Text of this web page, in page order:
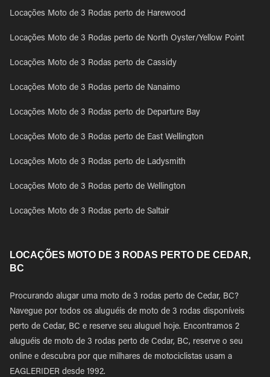
Locações Moto de 3 Rodas perto de Harewood
Locações Moto de 3 Rodas perto de North Oyster/Yellow Point
Locações Moto de 3 Rodas perto de Cassidy
Locações Moto de 3 Rodas perto de Nanaimo
Locações Moto de 3 Rodas perto de Departure Bay
Locações Moto de 3 Rodas perto de East Wellington
Locações Moto de 3 Rodas perto de Ladysmith
Locações Moto de 3 Rodas perto de Wellington
Locações Moto de 3 Rodas perto de Saltair
LOCAÇÕES MOTO DE 3 RODAS PERTO DE CEDAR,
BC
Procurando alugar uma moto de 3 rodas perto de Cedar, BC?
Navegue por todos os aluguéis de moto de 3 rodas disponíveis
perto de Cedar, BC e reserve seu aluguel hoje. Encontramos 2
aluguéis de moto de 3 rodas perto de Cedar, BC, reserve o seu
online e descubra por que milhares de motociclistas usam a
EAGLERIDER desde 1992.